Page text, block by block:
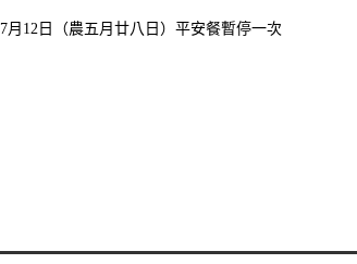
7月12日（農五月廿八日）平安餐暫停一次